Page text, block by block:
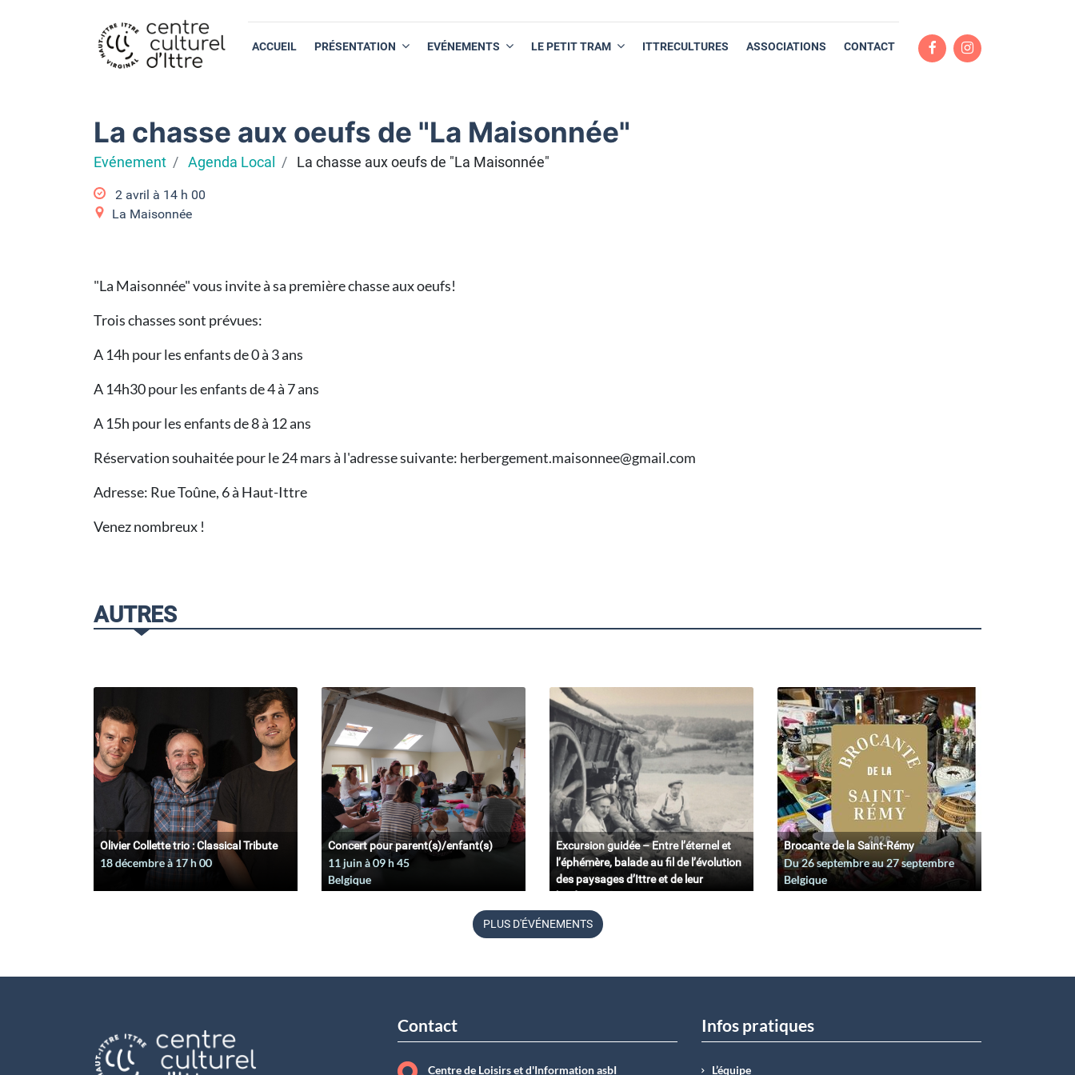
ACCUEIL PRÉSENTATION EVÉNEMENTS LE PETIT TRAM ITTRECULTURES ASSOCIATIONS CONTACT
La chasse aux oeufs de "La Maisonnée"
Evénement Agenda Local La chasse aux oeufs de "La Maisonnée"
2 avril à 14 h 00
La Maisonnée
"La Maisonnée" vous invite à sa première chasse aux oeufs!
Trois chasses sont prévues:
A 14h pour les enfants de 0 à 3 ans
A 14h30 pour les enfants de 4 à 7 ans
A 15h pour les enfants de 8 à 12 ans
Réservation souhaitée pour le 24 mars à l'adresse suivante: herbergement.maisonnee@gmail.com
Adresse: Rue Toûne, 6 à Haut-Ittre
Venez nombreux !
AUTRES
Olivier Collette trio : Classical Tribute
18 décembre à 17 h 00
Concert pour parent(s)/enfant(s)
11 juin à 09 h 45
Belgique
Excursion guidée – Entre l’éternel et
l’éphémère, balade au fil de l’évolution
des paysages d’Ittre et de leur
11 juin à 09
Belgique
Brocante de la Saint-Rémy
Du26 septembreau27 septembre
Belgique
PLUS D'ÉVÉNEMENTS
Contact
Centre de Loisirs et d'Information asbI
Infos pratiques
L’équipe